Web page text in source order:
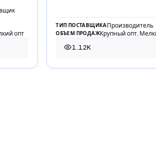
опт
ТИП ПОСТАВЩИКАПроизводитель
ОБЪЕМ ПРОДАЖКрупный опт,
1.12K
1 120 просмотров